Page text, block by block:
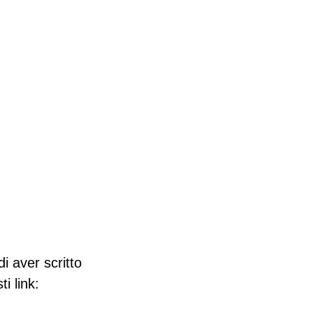
aver scritto
link: